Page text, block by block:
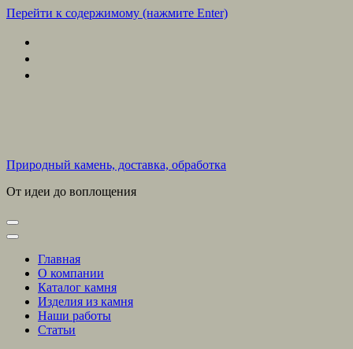
Перейти к содержимому (нажмите Enter)
Природный камень, доставка, обработка
От идеи до воплощения
Главная
О компании
Каталог камня
Изделия из камня
Наши работы
Статьи